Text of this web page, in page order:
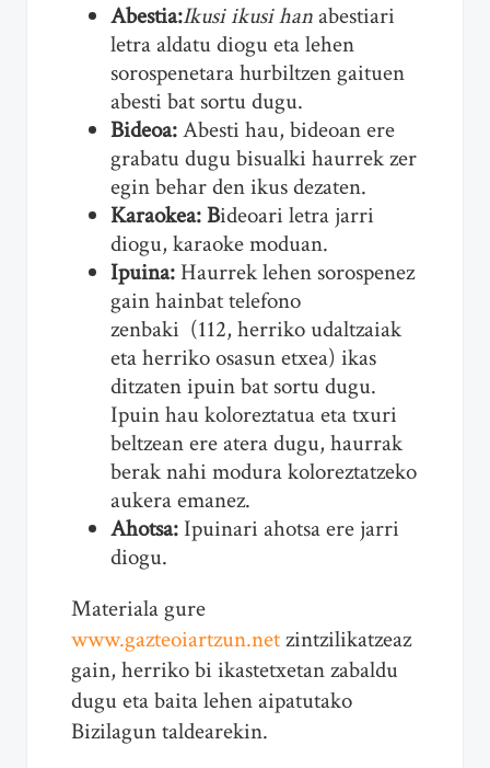
Abestia:Ikusi ikusi hanabestiari
letra aldatu diogu eta lehen
sorospenetara hurbiltzen gaituen
abesti bat sortu dugu.
Bideoa:Abesti hau, bideoan ere
grabatu dugu bisualki haurrek zer
egin behar den ikus dezaten.
Karaokea: Bideoari letra jarri
diogu, karaoke moduan.
Ipuina: Haurrek lehen sorospenez
gain hainbat telefono
zenbaki (112, herriko udaltzaiak
eta herriko osasun etxea) ikas
ditzaten ipuin bat sortu dugu.
Ipuin hau koloreztatua eta txuri
beltzean ere atera dugu, haurrak
berak nahi modura koloreztatzeko
aukera emanez.
Ahotsa:Ipuinari ahotsa ere jarri
diogu.
Materiala gure
www.gazteoiartzun.netzintzilikatzeaz
gain, herriko bi ikastetxetan zabaldu
dugu eta baita lehen aipatutako
Bizilagun taldearekin.